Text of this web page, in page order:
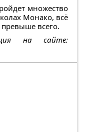
множество
Монако, всё
превыше всего.
на сайте: